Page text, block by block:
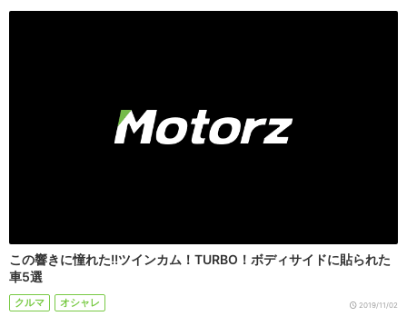
この響きに憧れた!!ツインカム！TURBO！ボディサイドに貼られた
車5選
クルマ オシャレ 2019/11/02